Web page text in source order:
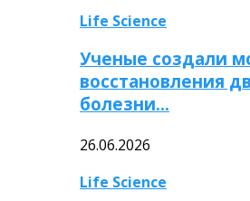
Life Science
Ученые создали
восстановления
болезни…
26.06.2026
Life Science